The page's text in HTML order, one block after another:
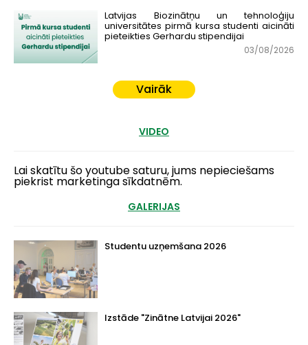
Latvijas Biozinātņu un tehnoloģiju
universitātes pirmā kursa studenti aicināti
pieteikties Gerhardu stipendijai
03/08/2026
Vairāk
VIDEO
Lai skatītu šo youtube saturu, jums nepieciešams
piekrist marketinga sīkdatnēm.
GALERIJAS
Studentu uzņemšana 2026
Izstāde "Zinātne Latvijai 2026"